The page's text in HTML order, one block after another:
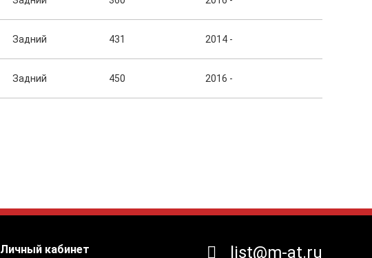
Задний 431 2014 -
Задний 450 2016 -
Личный кабинет list@m-at.ru